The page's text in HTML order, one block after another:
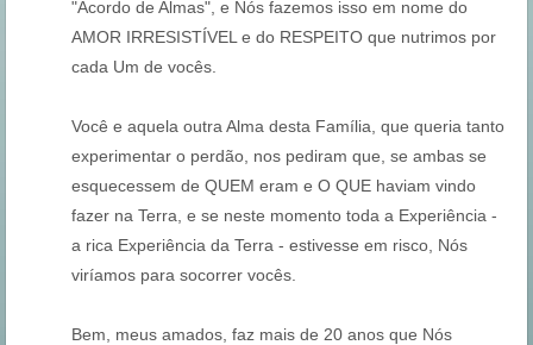
"Acordo de Almas", e Nós fazemos isso em nome do
AMOR IRRESISTÍVEL e do RESPEITO que nutrimos por
cada Um de vocês.
Você e aquela outra Alma desta Família, que queria tanto
experimentar o perdão, nos pediram que, se ambas se
esquecessem de QUEM eram e O QUE haviam vindo
fazer na Terra, e se neste momento toda a Experiência -
a rica Experiência da Terra - estivesse em risco, Nós
viríamos para socorrer vocês.
Bem, meus amados, faz mais de 20 anos que Nós